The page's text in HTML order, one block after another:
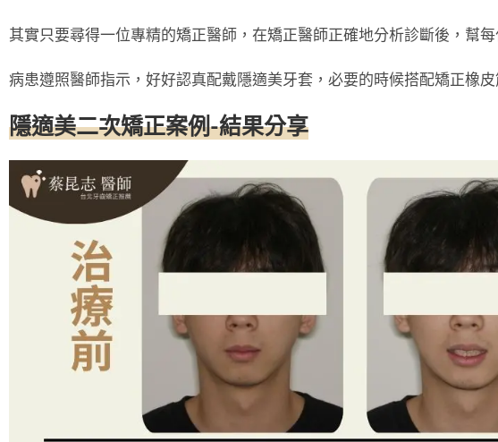
其實只要尋得一位專精的矯正醫師，在矯正醫師正確地分析診斷後，幫
病患遵照醫師指示，好好認真配戴隱適美牙套，必要的時候搭配矯正橡
隱適美二次矯正案例-結果分享